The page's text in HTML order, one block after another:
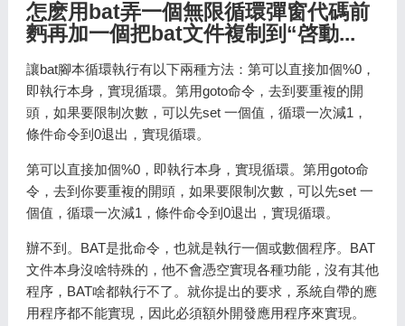
怎麽用bat弄一個無限循環彈窗代碼前
麪再加一個把bat文件複制到“啓動...
讓bat腳本循環執行有以下兩種方法：第可以直接加個%0，
即執行本身，實現循環。第用goto命令，去到要重複的開
頭，如果要限制次數，可以先set 一個值，循環一次減1，
條件命令到0退出，實現循環。
第可以直接加個%0，即執行本身，實現循環。第用goto命
令，去到你要重複的開頭，如果要限制次數，可以先set 一
個值，循環一次減1，條件命令到0退出，實現循環。
辦不到。BAT是批命令，也就是執行一個或數個程序。BAT
文件本身沒啥特殊的，他不會憑空實現各種功能，沒有其他
程序，BAT啥都執行不了。就你提出的要求，系統自帶的應
用程序都不能實現，因此必須額外開發應用程序來實現。